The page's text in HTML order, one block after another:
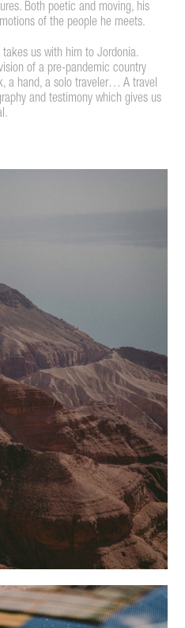
Both poetic and moving, his
of the people he meets.
takes us with him to Jordonia.
of a pre-pandemic country
a hand, a solo traveler… A travel
and testimony which gives us